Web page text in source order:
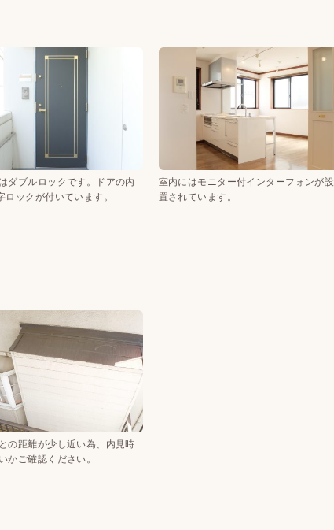
ダブルロックです。ドアの内
ロックが付いています。
室内にはモニター付インターフォンが設
置されています。
の距離が少し近い為、内見時
かご確認ください。